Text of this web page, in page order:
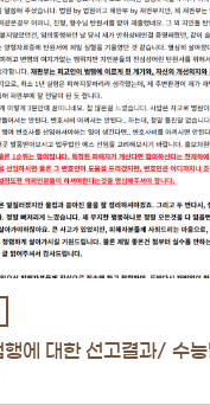
행에 대한 선고결과/ 수
인 에스